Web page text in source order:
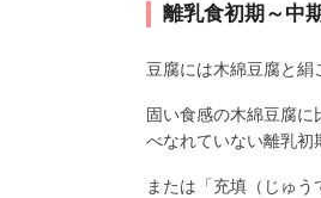
離乳食初期～中
豆腐には木綿豆腐と絹
固い食感の木綿豆腐
べなれていない離乳初
または「充填（じゅ